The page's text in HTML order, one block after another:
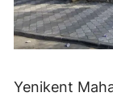
Yenikent